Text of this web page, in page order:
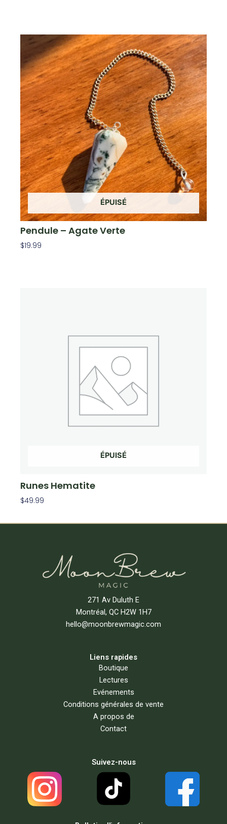
ÉPUISÉ
Pendule – Agate Verte
$19.99
ÉPUISÉ
Runes Hematite
$49.99
271 Av Duluth E
Montréal, QC H2W 1H7
hello@moonbrewmagic.com
Liens rapides
Boutique
Lectures
Evénements
Conditions générales de vente
A propos de
Contact
Suivez-nous